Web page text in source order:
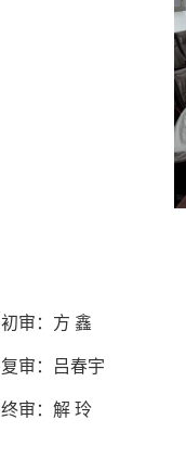
初审：方 鑫
复审：吕春宇
终审：解 玲